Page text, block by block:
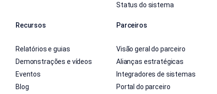
Status do sistema
Recursos
Relatórios e guias
Demonstrações e vídeos
Eventos
Blog
Parceiros
Visão geral do parceiro
Alianças estratégicas
Integradores de sistemas
Portal do parceiro